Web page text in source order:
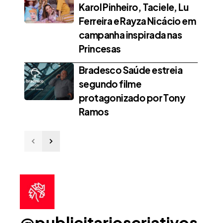
Karol Pinheiro, Taciele, Lu
Ferreira e Rayza Nicácio em
campanha inspirada nas
Princesas
Bradesco Saúde estreia
segundo filme
protagonizado por Tony
Ramos